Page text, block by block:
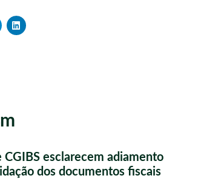
CGIBS esclarecem adiamento
dos documentos fiscais